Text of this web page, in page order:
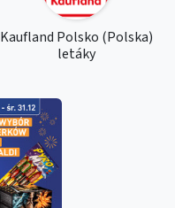
Kaufland Polsko (Polska)
letáky